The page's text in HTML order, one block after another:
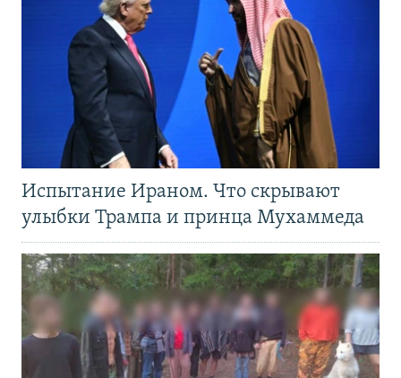
Испытание Ираном. Что скрывают
улыбки Трампа и принца Мухаммеда